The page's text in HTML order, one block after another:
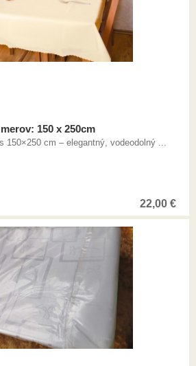
150 x 250cm
150×250 cm – elegantný, vodeodolný ...
22,00 €